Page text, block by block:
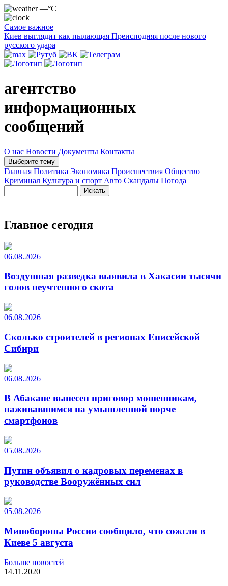
—°C
Самое важное
Киев выглядит как пылающая Преисподняя после нового
русского удара
агентство
информационных
сообщений
О нас Новости Документы Контакты
Выберите тему
Главная Политика Экономика Происшествия Общество
Криминал Культура и спорт Авто Скандалы Погода
Главное сегодня
06.08.2026
Воздушная разведка выявила в Хакасии тысячи
голов неучтенного скота
06.08.2026
Сколько строителей в регионах Енисейской
Сибири
06.08.2026
В Абакане вынесен приговор мошенникам,
наживавшимся на умышленной порче
смартфонов
05.08.2026
Путин объявил о кадровых переменах в
руководстве Вооружённых сил
05.08.2026
Минобороны России сообщило, что сожгли в
Киеве 5 августа
Больше новостей
14.11.2020